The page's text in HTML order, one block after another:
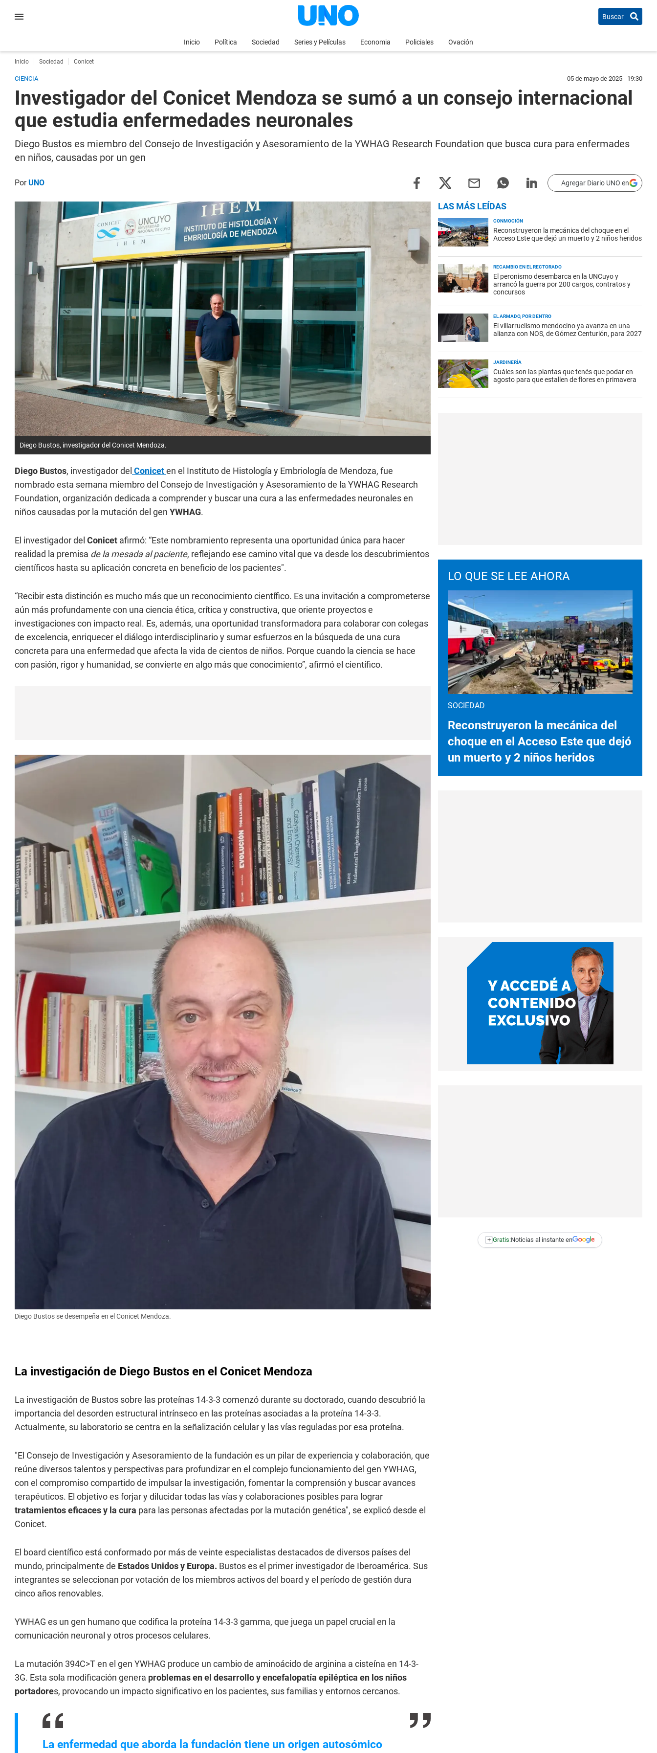
Buscar
Inicio Política Sociedad Series y Películas Economia Policiales Ovación
Inicio Sociedad Conicet
CIENCIA 05 de mayo de 2025 - 19:30
Investigador del Conicet Mendoza se sumó a un consejo internacional
que estudia enfermedades neuronales
Diego Bustos es miembro del Consejo de Investigación y Asesoramiento de la YWHAG Research Foundation que busca cura para enfermades
en niños, causadas por un gen
PorUNO Agregar Diario UNO en
Diego Bustos, investigador del Conicet Mendoza.
Diego Bustos, investigador del Coniceten el Instituto de Histología y Embriología de Mendoza, fue
nombrado esta semana miembro del Consejo de Investigación y Asesoramiento de la YWHAG Research
Foundation, organización dedicada a comprender y buscar una cura a las enfermedades neuronales en
niños causadas por la mutación del gen YWHAG.
El investigador del Conicet afirmó: “Este nombramiento representa una oportunidad única para hacer
realidad la premisa de la mesada al paciente, reflejando ese camino vital que va desde los descubrimientos
científicos hasta su aplicación concreta en beneficio de los pacientes".
“Recibir esta distinción es mucho más que un reconocimiento científico. Es una invitación a comprometerse
aún más profundamente con una ciencia ética, crítica y constructiva, que oriente proyectos e
investigaciones con impacto real. Es, además, una oportunidad transformadora para colaborar con colegas
de excelencia, enriquecer el diálogo interdisciplinario y sumar esfuerzos en la búsqueda de una cura
concreta para una enfermedad que afecta la vida de cientos de niños. Porque cuando la ciencia se hace
con pasión, rigor y humanidad, se convierte en algo más que conocimiento”, afirmó el científico.
Diego Bustos se desempeña en el Conicet Mendoza.
La investigación de Diego Bustos en el Conicet Mendoza
La investigación de Bustos sobre las proteínas 14-3-3 comenzó durante su doctorado, cuando descubrió la
importancia del desorden estructural intrínseco en las proteínas asociadas a la proteína 14-3-3.
Actualmente, su laboratorio se centra en la señalización celular y las vías reguladas por esa proteína.
"El Consejo de Investigación y Asesoramiento de la fundación es un pilar de experiencia y colaboración, que
reúne diversos talentos y perspectivas para profundizar en el complejo funcionamiento del gen YWHAG,
con el compromiso compartido de impulsar la investigación, fomentar la comprensión y buscar avances
terapéuticos. El objetivo es forjar y dilucidar todas las vías y colaboraciones posibles para lograr
tratamientos eficaces y la cura para las personas afectadas por la mutación genética", se explicó desde el
Conicet.
El board científico está conformado por más de veinte especialistas destacados de diversos países del
mundo, principalmente de Estados Unidos y Europa. Bustos es el primer investigador de Iberoamérica. Sus
integrantes se seleccionan por votación de los miembros activos del board y el período de gestión dura
cinco años renovables.
YWHAG es un gen humano que codifica la proteína 14-3-3 gamma, que juega un papel crucial en la
comunicación neuronal y otros procesos celulares.
La mutación 394C>T en el gen YWHAG produce un cambio de aminoácido de arginina a cisteína en 14-3-
3G. Esta sola modificación genera problemas en el desarrollo y encefalopatía epiléptica en los niños
portadores, provocando un impacto significativo en los pacientes, sus familias y entornos cercanos.
La enfermedad que aborda la fundación tiene un origen autosómico
LAS MÁS LEÍDAS
CONMOCIÓN
Reconstruyeron la mecánica del choque en el
Acceso Este que dejó un muerto y 2 niños heridos
RECAMBIO EN EL RECTORADO
El peronismo desembarca en la UNCuyo y
arrancó la guerra por 200 cargos, contratos y
concursos
EL ARMADO, POR DENTRO
El villarruelismo mendocino ya avanza en una
alianza con NOS, de Gómez Centurión, para 2027
JARDINERÍA
Cuáles son las plantas que tenés que podar en
agosto para que estallen de flores en primavera
LO QUE SE LEE AHORA
SOCIEDAD
Reconstruyeron la mecánica del
choque en el Acceso Este que dejó
un muerto y 2 niños heridos
+ Gratis:Noticias al instante en